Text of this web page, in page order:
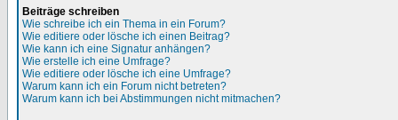
Beiträge schreiben
Wie schreibe ich ein Thema in ein Forum?
Wie editiere oder lösche ich einen Beitrag?
Wie kann ich eine Signatur anhängen?
Wie erstelle ich eine Umfrage?
Wie editiere oder lösche ich eine Umfrage?
Warum kann ich ein Forum nicht betreten?
Warum kann ich bei Abstimmungen nicht mitmachen?